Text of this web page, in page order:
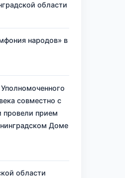
области
народов» в
совместно с
провели прием
Доме
области